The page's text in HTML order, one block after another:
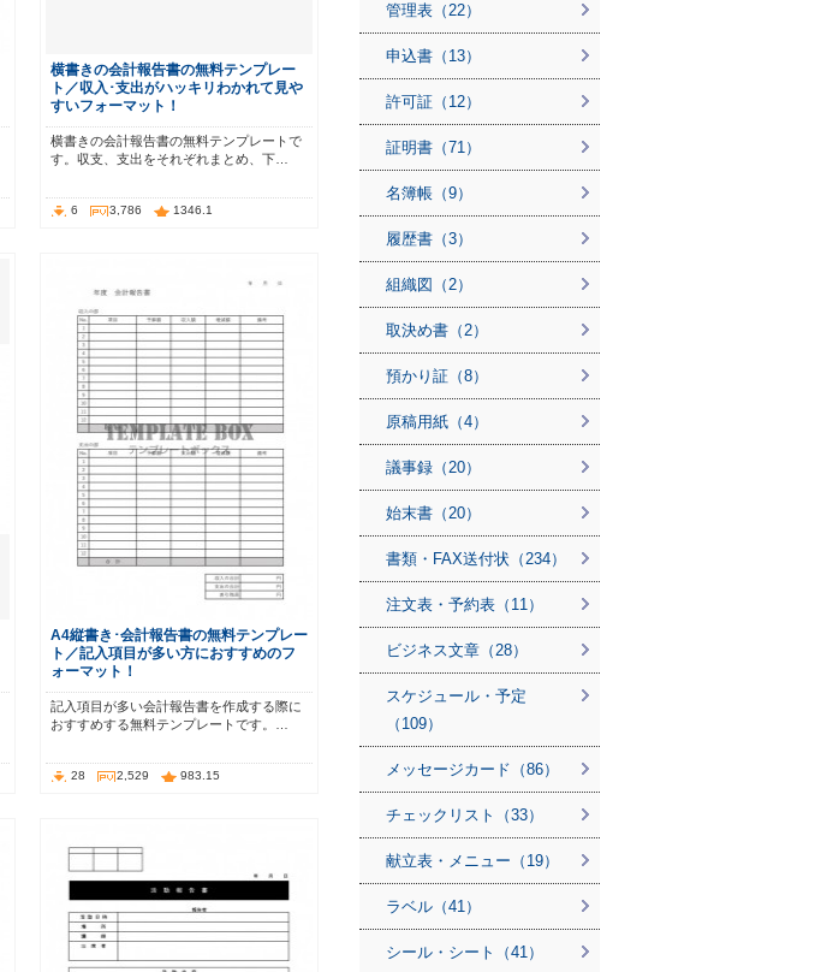
横書きの会計報告書の無料テンプレー
ト／収入･支出がハッキリわかれて見や
すいフォーマット！
横書きの会計報告書の無料テンプレートで
す。収支、支出をそれぞれまとめ、下…
6 3,786 1346.1
A4縦書き･会計報告書の無料テンプレー
ト／記入項目が多い方におすすめのフ
ォーマット！
記入項目が多い会計報告書を作成する際に
おすすめする無料テンプレートです。…
28 2,529 983.15
管理表（22）
申込書（13）
許可証（12）
証明書（71）
名簿帳（9）
履歴書（3）
組織図（2）
取決め書（2）
預かり証（8）
原稿用紙（4）
議事録（20）
始末書（20）
書類・FAX送付状（234）
注文表・予約表（11）
ビジネス文章（28）
スケジュール・予定
（109）
メッセージカード（86）
チェックリスト（33）
献立表・メニュー（19）
ラベル（41）
シール・シート（41）